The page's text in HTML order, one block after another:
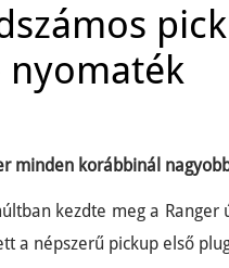
nyomaték
minden korábbinál
kezdte meg a
a népszerű pickup első